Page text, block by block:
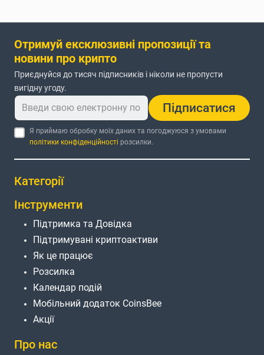
Отримуй ексклюзивні пропозиції та
новини про крипто
Приєднуйся до тисяч підписників і ніколи не пропусти
вигідну угоду.
Підписатися
Я приймаю обробку моїх даних та погоджуюся з умовами
політики конфіденційності розсилки.
Категорії
Інструменти
Підтримка та Довідка
Підтримувані криптоактиви
Як це працює
Розсилка
Календар подій
Мобільний додаток CoinsBee
Акції
Про нас